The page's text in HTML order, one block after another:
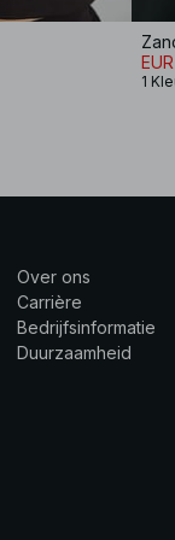
1
Over ons
Carrière
Bedrijfsinformatie
Duurzaamheid